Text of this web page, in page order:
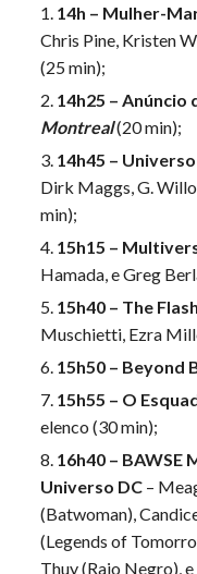
14h – Mulher-
Chris Pine, Kristen
(25 min);
14h25 – Anúncio
Montreal(20 min);
14h45 –
Dirk Maggs, G.
min);
15h15 –
Hamada, e Greg
15h40 – The Flash
Muschietti, Ezra
15h50 – Beyond
15h55 – O
elenco (30 min);
16h40 – BAWSE
Universo DC –
(Batwoman),
(Legends of
Thuy (Raio Negro),